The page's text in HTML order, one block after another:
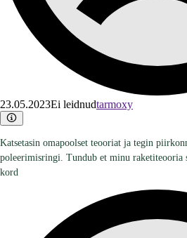
23.05.2023Ei leidnudtarmoxy
Katsetasin omapoolset teooriat ja tegin
poleerimisringi. Tundub et minu raketiteooria
kord